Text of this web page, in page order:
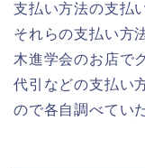
支払い方法の支払
それらの支払い方
木進学会のお店で
代引などの支払い
ので各自調べてい